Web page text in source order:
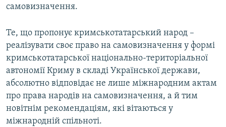
самовизначення.
Те, що пропонує кримськотатарський народ –
реалізувати своє право на самовизначення у формі
кримськотатарської національно-територіальної
автономії Криму в складі Української держави,
абсолютно відповідає не лише міжнародним актам
про права народів на самовизначення, а й тим
новітнім рекомендаціям, які вітаються у
міжнародній спільноті.